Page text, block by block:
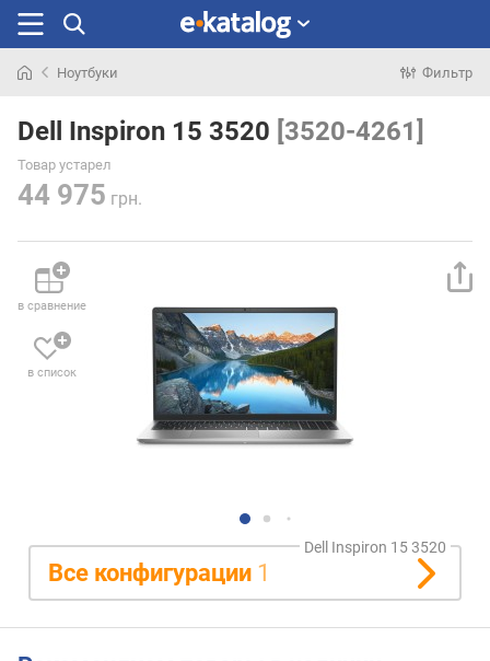
раньше
Ноутбуки Фильтр
Dell Inspiron 15 3520 [3520-4261]
Товар устарел
44 975 грн.
в сравнение
в список
Dell Inspiron 15 3520
Все конфигурации 1